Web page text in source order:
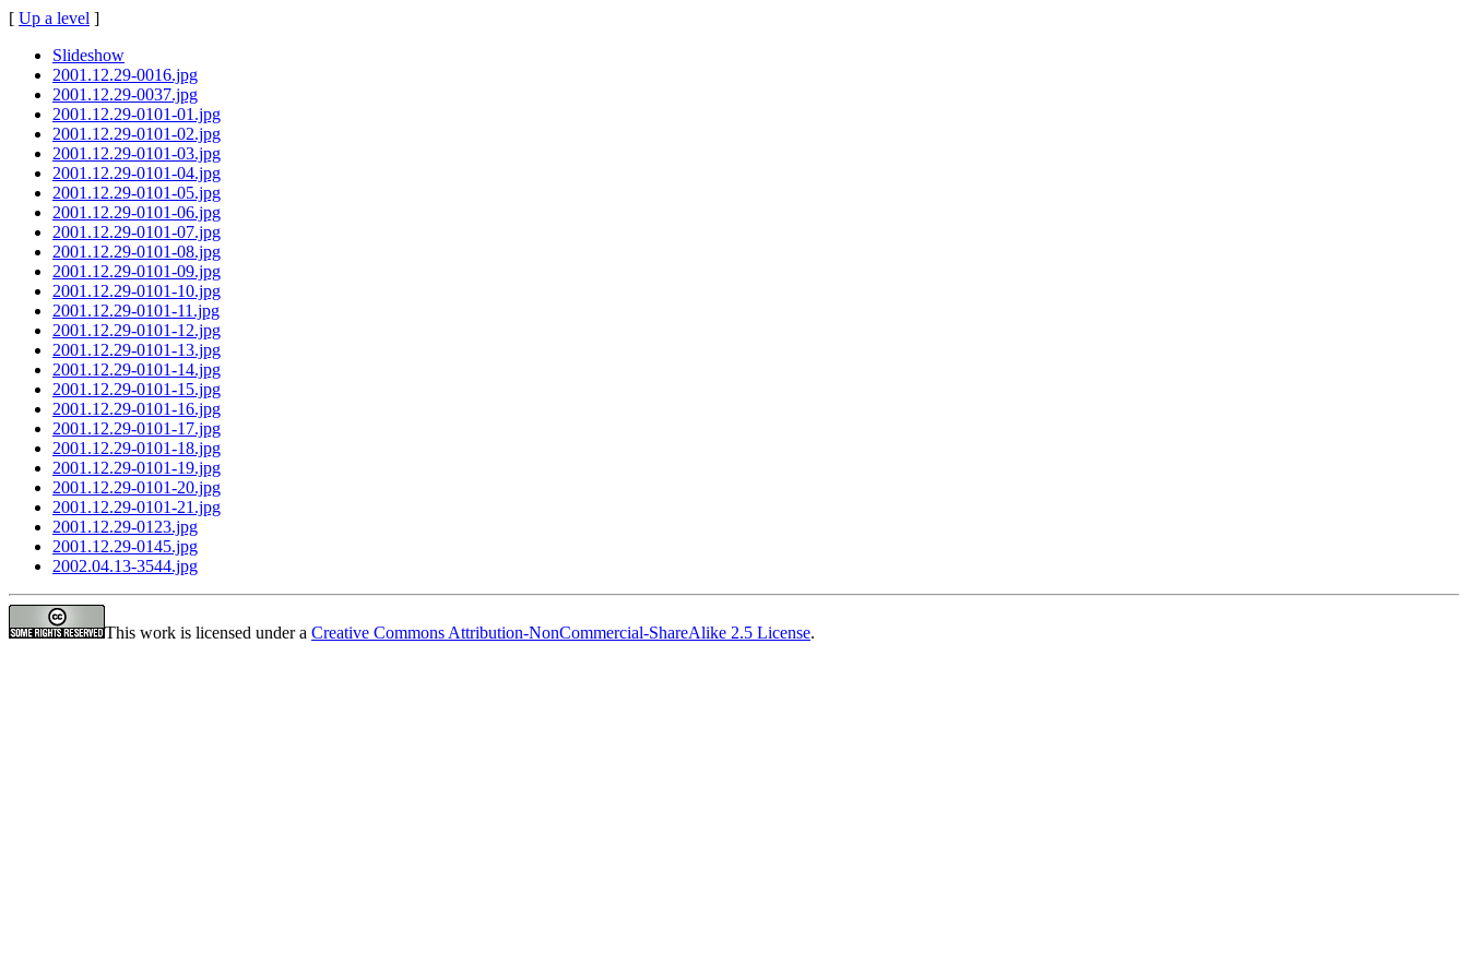
[ Up a level ]
Slideshow
2001.12.29-0016.jpg
2001.12.29-0037.jpg
2001.12.29-0101-01.jpg
2001.12.29-0101-02.jpg
2001.12.29-0101-03.jpg
2001.12.29-0101-04.jpg
2001.12.29-0101-05.jpg
2001.12.29-0101-06.jpg
2001.12.29-0101-07.jpg
2001.12.29-0101-08.jpg
2001.12.29-0101-09.jpg
2001.12.29-0101-10.jpg
2001.12.29-0101-11.jpg
2001.12.29-0101-12.jpg
2001.12.29-0101-13.jpg
2001.12.29-0101-14.jpg
2001.12.29-0101-15.jpg
2001.12.29-0101-16.jpg
2001.12.29-0101-17.jpg
2001.12.29-0101-18.jpg
2001.12.29-0101-19.jpg
2001.12.29-0101-20.jpg
2001.12.29-0101-21.jpg
2001.12.29-0123.jpg
2001.12.29-0145.jpg
2002.04.13-3544.jpg
This work is licensed under a Creative Commons Attribution-NonCommercial-ShareAlike 2.5 License.